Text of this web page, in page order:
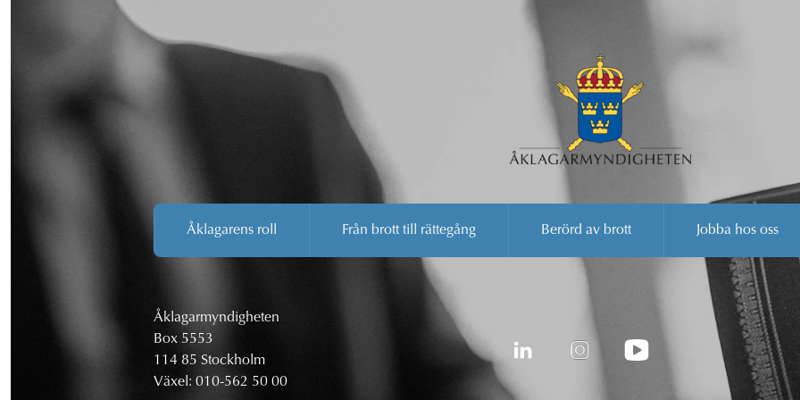
Åklagarens roll Från brott till rättegång Berörd av brott Jobba hos oss
Åklagarmyndigheten
Box 5553
114 85 Stockholm
Växel: 010-562 50 00